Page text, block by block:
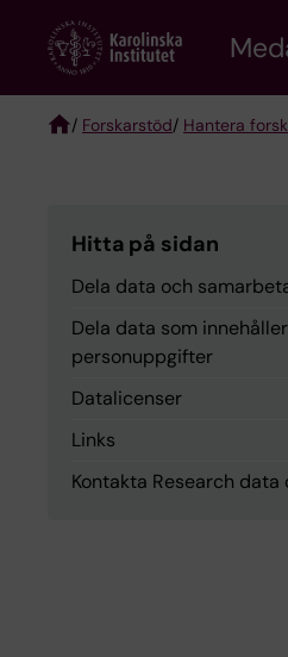
content
/ Forskarstöd/ Hantera
Hitta på sidan
Dela data och
Dela data som innehåller
personuppgifter
Datalicenser
Links
Kontakta Research data